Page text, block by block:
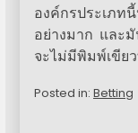
องค์กรประเภท
อย่างมาก และ
จะไม่มีพิมพ์เขีย
Posted in: Betting